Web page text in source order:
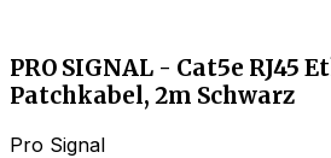
PRO SIGNAL - Cat5e RJ45
Patchkabel, 2m Schwarz
Pro Signal